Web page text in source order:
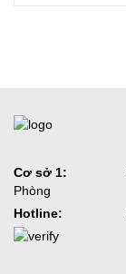
Cơ sở 1:
Phòng
Hotline: